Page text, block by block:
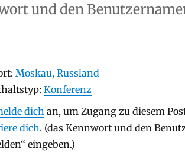
und den
Moskau, Russland
Konferenz
dich an, um Zugang zu diesem
dich. (das Kennwort und den
eingeben.)